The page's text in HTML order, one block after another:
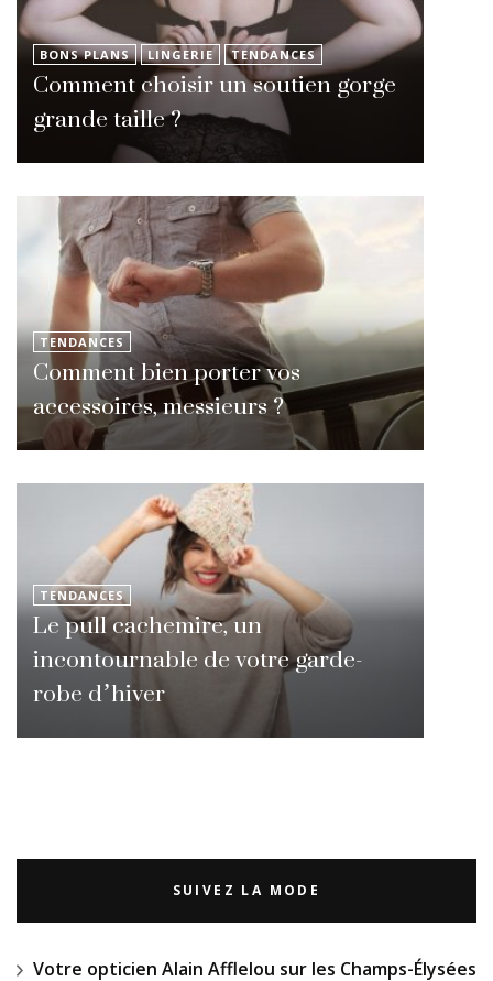
BONS PLANS LINGERIE TENDANCES
Comment choisir un soutien gorge
grande taille ?
TENDANCES
Comment bien porter vos
accessoires, messieurs ?
TENDANCES
Le pull cachemire, un
incontournable de votre garde-
robe d’hiver
SUIVEZ LA MODE
Votre opticien Alain Afflelou sur les Champs-Élysées